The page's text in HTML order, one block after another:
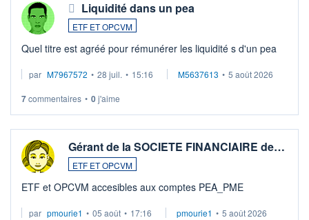
Liquidité dans un pea
ETF ET OPCVM
Quel titre est agréé pour rémunérer les liquidité s d'un pea
par M7967572 • 28 juil. • 15:16 M5637613 • 5 août 2026
7commentaires • 0j'aime
Gérant de la SOCIETE FINANCIAIRE de…
ETF ET OPCVM
ETF et OPCVM accesibles aux comptes PEA_PME
par pmourie1 • 05 août • 17:16 pmourie1 • 5 août 2026